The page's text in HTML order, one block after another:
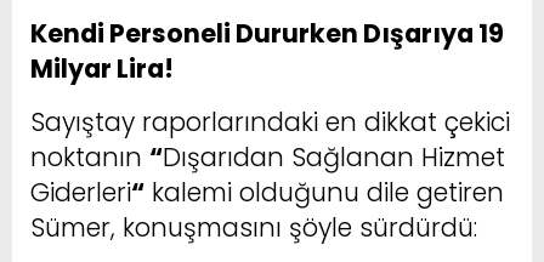
Kendi Personeli Dururken Dışarıya 19
Milyar Lira!
Sayıştay raporlarındaki en dikkat çekici
noktanın “Dışarıdan Sağlanan Hizmet
Giderleri“ kalemi olduğunu dile getiren
Sümer, konuşmasını şöyle sürdürdü: